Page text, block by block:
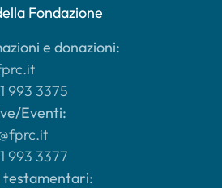
Fondazione
e donazioni:
993 3375
Eventi:
993 3377
testamentari: